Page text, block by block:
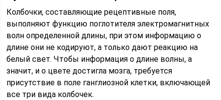
Колбочки, составляющие рецептивные поля,
выполняют функцию поглотителя электромагнитных
волн определенной длины, при этом информацию о
длине они не кодируют, а только дают реакцию на
белый свет. Чтобы информация о длине волны, а
значит, и о цвете достигла мозга, требуется
присутствие в поле ганглиозной клетки, включающей
все три вида колбочек.